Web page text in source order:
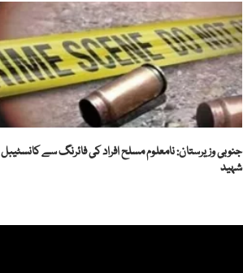
جنوبی وزیرستان: نامعلوم مسلح افراد کی فائرنگ سے کانسٹیبل
شہید